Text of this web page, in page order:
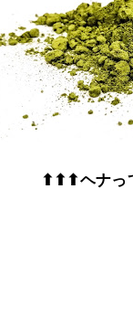
⬆⬆⬆ヘナっ